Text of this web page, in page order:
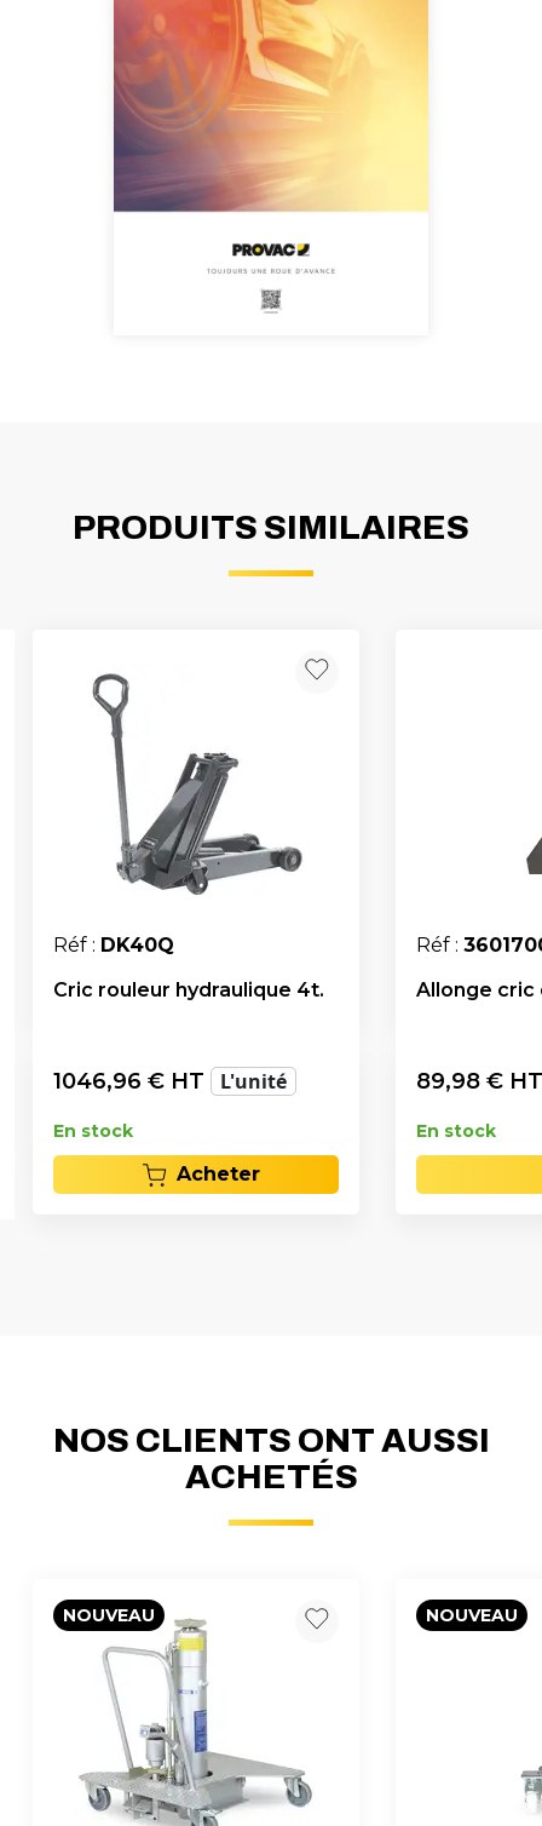
PRODUITS SIMILAIRES
Réf : DK40Q
Cric rouleur hydraulique 4t.
1046,96 € HT L'unité
En stock
Acheter
Réf :
Allonge cric
89,98 €
En stock
NOS CLIENTS ONT AUSSI
ACHETÉS
NOUVEAU NOUVEAU